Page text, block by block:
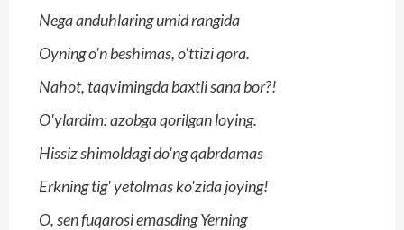
Nega anduhlaring umid rangida
Oyning o'n beshimas, o'ttizi qora.
Nahot, taqvimingda baxtli sana bor?!
O'ylardim: azobga qorilgan loying.
Hissiz shimoldagi do'ng qabrdamas
Erkning tig' yetolmas ko'zida joying!
O, sen fuqarosi emasding Yerning